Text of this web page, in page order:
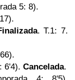
5: 8).
. T.1: 7.
6'4). Cancelada.